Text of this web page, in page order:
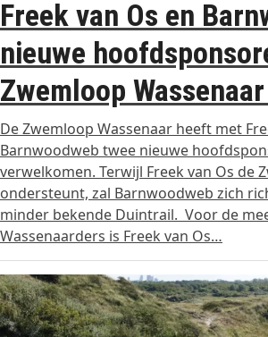
Freek van Os en
nieuwe
Zwemloop Wassenaar
De Zwemloop Wassenaar heeft met
Barnwoodweb twee nieuwe
verwelkomen. Terwijl Freek van Os de
ondersteunt, zal Barnwoodweb zich
minder bekende Duintrail. Voor de
Wassenaarders is Freek van Os…